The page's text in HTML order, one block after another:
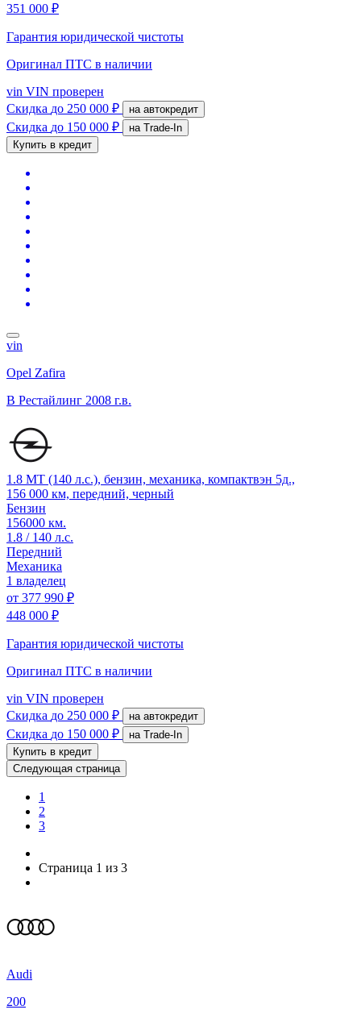
351 000 ₽
Гарантия юридической чистоты
Оригинал ПТС в наличии
vin VIN проверен
Скидка до 250 000 ₽ на автокредит
Скидка до 150 000 ₽
на Trade-In
Купить в кредит
vin
Opel Zafira
B Рестайлинг 2008 г.в.
1.8 MT (140 л.с.), бензин, механика, компактвэн 5д.,
156 000 км, передний, черный
Бензин
156000 км.
1.8 / 140 л.с.
Передний
Механика
1 владелец
от 377 990 ₽
448 000 ₽
Гарантия юридической чистоты
Оригинал ПТС в наличии
vin VIN проверен
Скидка до 250 000 ₽ на автокредит
Скидка до 150 000 ₽
на Trade-In
Купить в кредит
Следующая страница
1
2
3
Страница 1 из 3
Audi
200